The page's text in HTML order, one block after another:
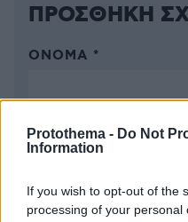
Protothema - Do Not
Information
If you wish to opt-out of the
processing of your
ΠΡΟΣΘΗΚΗ
ΌΝΟΜΑ *
EMAIL